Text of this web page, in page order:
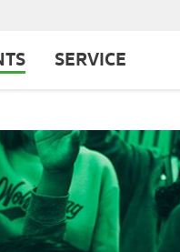
SERVICE